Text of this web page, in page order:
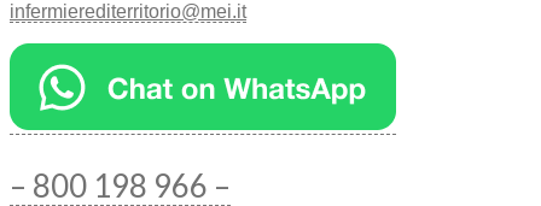
infermierediterritorio@mei.it
– 800 198 966 –